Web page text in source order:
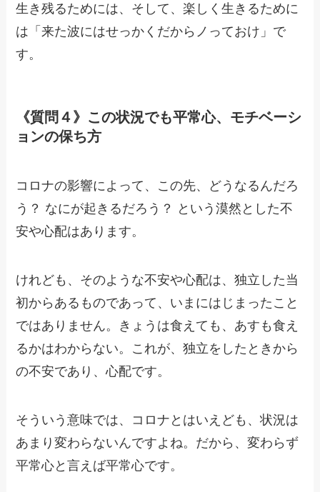
生き残るためには、そして、楽しく生きるために
は「来た波にはせっかくだからノっておけ」で
す。
《質問４》この状況でも平常心、モチベーシ
ョンの保ち方
コロナの影響によって、この先、どうなるんだろ
う？ なにが起きるだろう？ という漠然とした不
安や心配はあります。
けれども、そのような不安や心配は、独立した当
初からあるものであって、いまにはじまったこと
ではありません。きょうは食えても、あすも食え
るかはわからない。これが、独立をしたときから
の不安であり、心配です。
そういう意味では、コロナとはいえども、状況は
あまり変わらないんですよね。だから、変わらず
平常心と言えば平常心です。